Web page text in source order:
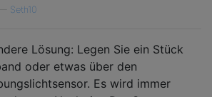
Seth10
Lösung: Legen Sie ein Stück
oder etwas über den
Es wird immer